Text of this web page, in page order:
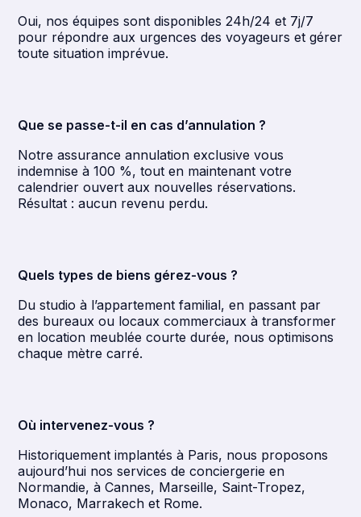
Oui, nos équipes sont disponibles 24h/24 et 7j/7
pour répondre aux urgences des voyageurs et gérer
toute situation imprévue.
Que se passe-t-il en cas d’annulation ?
Notre assurance annulation exclusive vous
indemnise à 100 %, tout en maintenant votre
calendrier ouvert aux nouvelles réservations.
Résultat : aucun revenu perdu.
Quels types de biens gérez-vous ?
Du studio à l’appartement familial, en passant par
des bureaux ou locaux commerciaux à transformer
en location meublée courte durée, nous optimisons
chaque mètre carré.
Où intervenez-vous ?
Historiquement implantés à Paris, nous proposons
aujourd’hui nos services de conciergerie en
Normandie, à Cannes, Marseille, Saint-Tropez,
Monaco, Marrakech et Rome.